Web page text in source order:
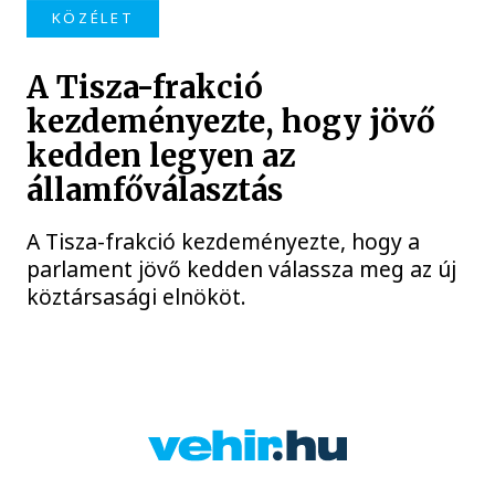
KÖZÉLET
A Tisza-frakció
kezdeményezte, hogy jövő
kedden legyen az
államfőválasztás
A Tisza-frakció kezdeményezte, hogy a
parlament jövő kedden válassza meg az új
köztársasági elnököt.